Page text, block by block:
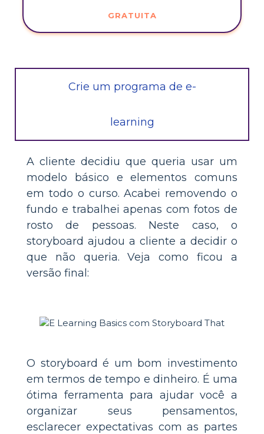
GRATUITA
Crie um programa de e-
learning
A cliente decidiu que queria usar um
modelo básico e elementos comuns
em todo o curso. Acabei removendo o
fundo e trabalhei apenas com fotos de
rosto de pessoas. Neste caso, o
storyboard ajudou a cliente a decidir o
que não queria. Veja como ficou a
versão final:
O storyboard é um bom investimento
em termos de tempo e dinheiro. É uma
ótima ferramenta para ajudar você a
organizar seus pensamentos,
esclarecer expectativas com as partes